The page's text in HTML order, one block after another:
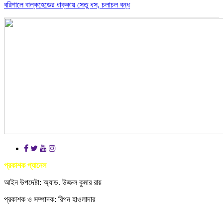
বরিশালে বাল্কহেডের ধাক্কায় সেতু ধস, চলাচল বন্ধ
প্রকাশক প্যানেল
আইন উপদেষ্টা: অ্যাড. উজ্জল কুমার রায়
প্রকাশক ও সম্পাদক: রিপন হাওলাদার